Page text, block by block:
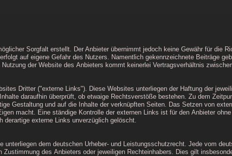
Sorgfalt erstellt. Der Anbieter übernimmt jedoch keine Gewähr für die
auf eigene Gefahr des Nutzers. Namentlich gekennzeichnete Beiträge
der Website des Anbieters kommt keinerlei Vertragsverhältnis
Dritter ("externe Links"). Diese Websites unterliegen der Haftung der
daraufhin überprüft, ob etwaige Rechtsverstöße bestehen. Zu dem
Gestaltung und auf die Inhalte der verknüpften Seiten. Das Setzen von
macht. Eine ständige Kontrolle der externen Links ist für den Anbieter
derartige externe Links unverzüglich gelöscht.
unterliegen dem deutschen Urheber- und Leistungsschutzrecht. Jede vom
Zustimmung des Anbieters oder jeweiligen Rechteinhabers. Dies gilt